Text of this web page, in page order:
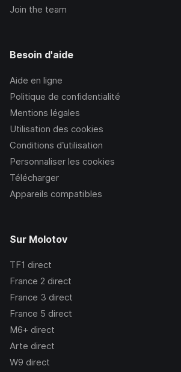
Join the team
Besoin d'aide
Aide en ligne
Politique de confidentialité
Mentions légales
Utilisation des cookies
Conditions d’utilisation
Personnaliser les cookies
Télécharger
Appareils compatibles
Sur Molotov
TF1 direct
France 2 direct
France 3 direct
France 5 direct
M6+ direct
Arte direct
W9 direct